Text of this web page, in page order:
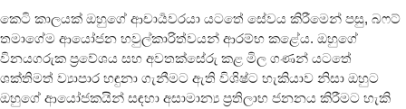
කෙටි කාලයක් ඔහුගේ ආචාර්‍යවරයා යටතේ සේවය කිරීමෙන් පසු, බෆට්
තමාගේම ආයෝජන හවුල්කාරිත්වයන් ආරම්භ කළේය. ඔහුගේ
විනයගරුක ප්‍රවේශය සහ අවතක්සේරු කළ මිල ගණන් යටතේ
ශක්තිමත් ව්‍යාපාර හඳුනා ගැනීමට ඇති විශිෂ්ට හැකියාව නිසා ඔහුට
ඔහුගේ ආයෝජකයින් සඳහා අසාමාන්‍ය ප්‍රතිලාභ ජනනය කිරීමට හැකි